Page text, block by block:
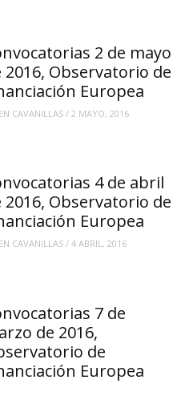
2 de mayo
2016, Observatorio de
Europea
CAVANILLAS / 2 MAYO, 2016
4 de abril
2016, Observatorio de
Europea
CAVANILLAS /4 ABRIL, 2016
7 de
de 2016,
de
Europea